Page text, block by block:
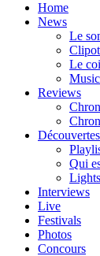
Home
News
Le
Le
Reviews
Découvertes
Qui
Interviews
Live
Festivals
Photos
Concours